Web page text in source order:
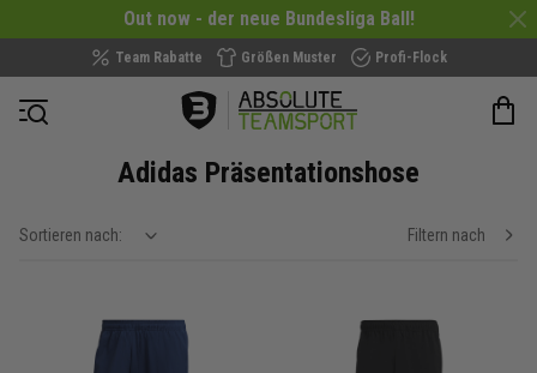
Out now - der neue Bundesliga Ball!
Team Rabatte Größen Muster Profi-Flock
Navigation öffnen
Adidas Präsentationshose
Sortieren nach: show filteroptions Filtern nach